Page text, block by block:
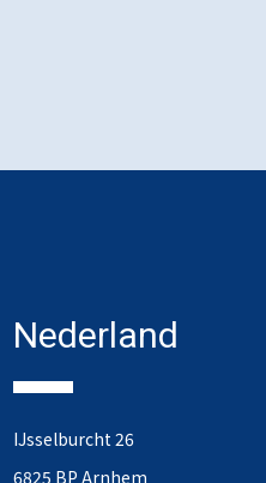
Nederland
IJsselburcht 26
6825 BP Arnhem